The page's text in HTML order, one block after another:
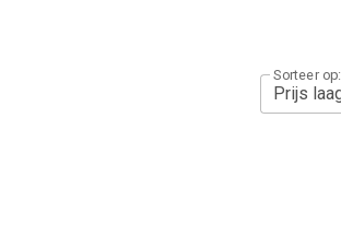
Sorteer op: